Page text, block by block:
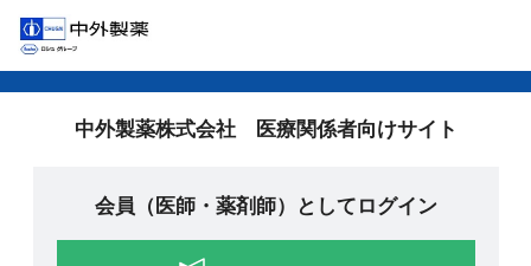
中外製薬株式会社 医療関係者向けサイト
会員（医師・薬剤師）としてログイン